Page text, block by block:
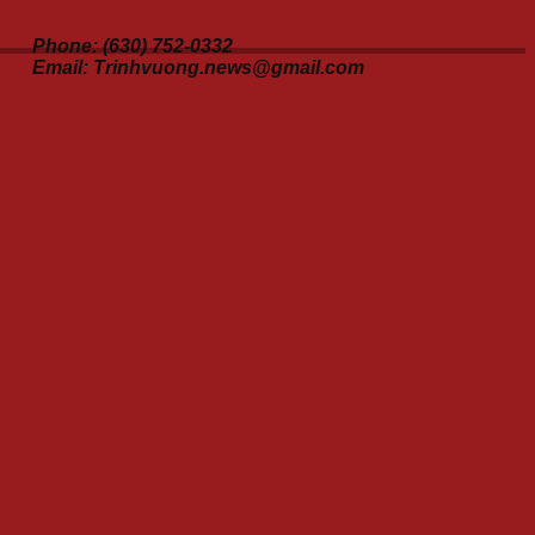
Phone: (630) 752-0332
Email: Trinhvuong.news@gmail.com